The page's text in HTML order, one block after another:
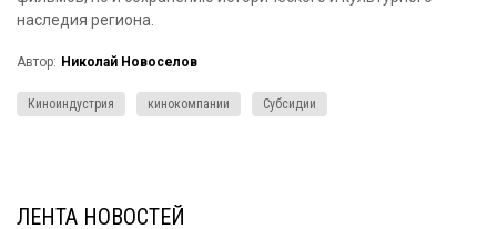
наследия региона.
Автор: Николай Новоселов
Киноиндустрия кинокомпании Субсидии
ЛЕНТА НОВОСТЕЙ